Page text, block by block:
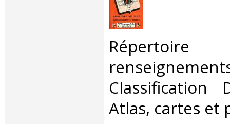
Classification
Atlas, cartes et